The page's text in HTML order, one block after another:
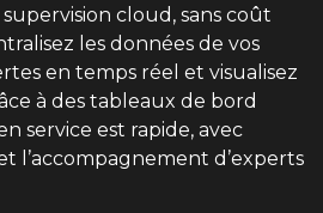
cloud, sans coût
les données de vos
en temps réel et visualisez
à des tableaux de bord
service est rapide, avec
l’accompagnement d’experts